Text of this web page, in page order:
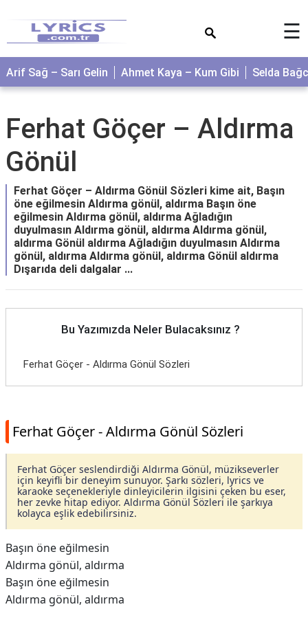
☰
Arif Sağ – Sarı Gelin Ahmet Kaya – Kum Gibi Selda
Ferhat Göçer – Aldırma
Gönül
Ferhat Göçer – Aldırma Gönül Sözleri kime ait, Başın
öne eğilmesin Aldırma gönül, aldırma Başın öne
eğilmesin Aldırma gönül, aldırma Ağladığın
duyulmasın Aldırma gönül, aldırma Aldırma gönül,
aldırma Gönül aldırma Ağladığın duyulmasın Aldırma
gönül, aldırma Aldırma gönül, aldırma Gönül aldırma
Dışarıda deli dalgalar ...
Bu Yazımızda Neler Bulacaksınız ?
Ferhat Göçer - Aldırma Gönül Sözleri
Ferhat Göçer - Aldırma Gönül Sözleri
Ferhat Göçer seslendirdiği Aldırma Gönül, müzikseverler
için keyifli bir deneyim sunuyor. Şarkı sözleri, lyrics ve
karaoke seçenekleriyle dinleyicilerin ilgisini çeken bu eser,
her zevke hitap ediyor. Aldırma Gönül Sözleri ile şarkıya
kolayca eşlik edebilirsiniz.
Başın öne eğilmesin
Aldırma gönül, aldırma
Başın öne eğilmesin
Aldırma gönül, aldırma